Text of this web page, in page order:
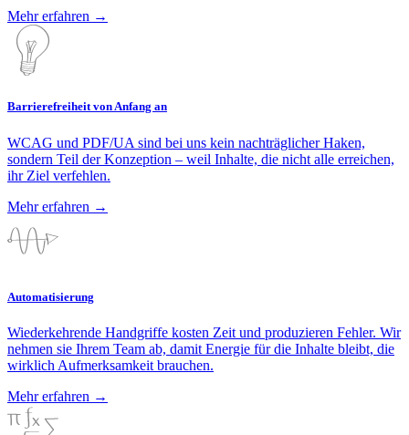
Mehr erfahren →
Barrierefreiheit von Anfang an
WCAG und PDF/UA sind bei uns kein nachträglicher Haken,
sondern Teil der Konzeption – weil Inhalte, die nicht alle erreichen,
ihr Ziel verfehlen.
Mehr erfahren →
Automatisierung
Wiederkehrende Handgriffe kosten Zeit und produzieren Fehler. Wir
nehmen sie Ihrem Team ab, damit Energie für die Inhalte bleibt, die
wirklich Aufmerksamkeit brauchen.
Mehr erfahren →